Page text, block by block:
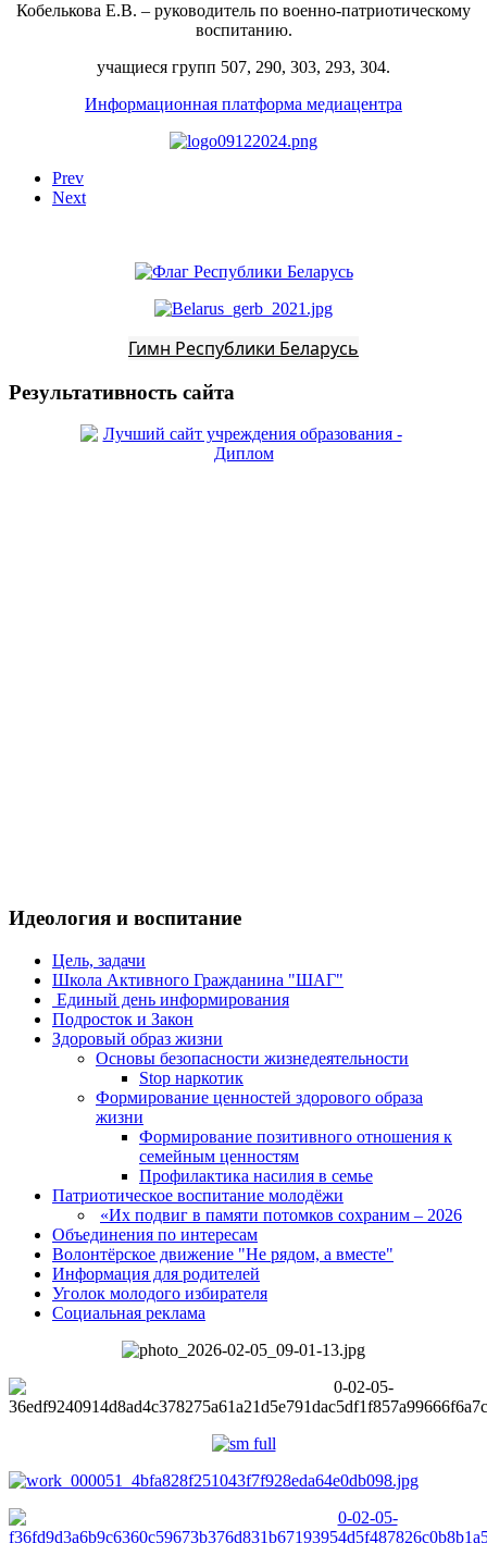
Кобелькова Е.В. – руководитель по военно-патриотическому
воспитанию.
учащиеся групп 507, 290, 303, 293, 304.
Информационная платформа медиацентра
Prev
Next
Гимн Республики Беларусь
Результативность сайта
Идеология и воспитание
Цель, задачи
Школа Активного Гражданина "ШАГ"
Единый день информирования
Подросток и Закон
Здоровый образ жизни
Основы безопасности жизнедеятельности
Stop наркотик
Формирование ценностей здорового образа
жизни
Формирование позитивного отношения к
семейным ценностям
Профилактика насилия в семье
Патриотическое воспитание молодёжи
«Их подвиг в памяти потомков сохраним – 2026
Объединения по интересам
Волонтёрское движение "Не рядом, а вместе"
Информация для родителей
Уголок молодого избирателя
Социальная реклама